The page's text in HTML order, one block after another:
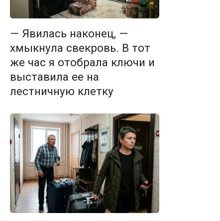
— Явилась наконец, —
хмыкнула свекровь. В тот
же час я отобрала ключи и
выставила ее на
лестничную клетку